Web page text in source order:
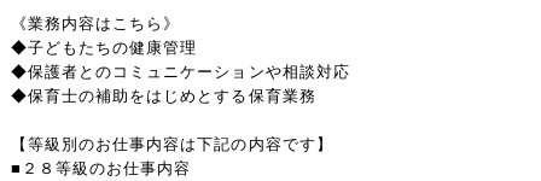
《業務内容はこちら》
◆子どもたちの健康管理
◆保護者とのコミュニケーションや相談対応
◆保育士の補助をはじめとする保育業務
【等級別のお仕事内容は下記の内容です】
■２８等級のお仕事内容